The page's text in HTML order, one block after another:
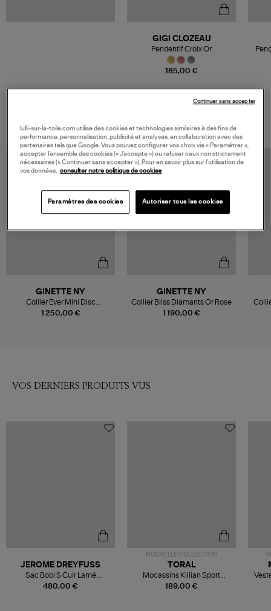
185,00 €
GIGI CLOZEAU
Pendentif Croix Or
1 250,00 €
GINETTE NY
Collier Ever Mini Disc
Diamants Or Rose
1 190,00 €
GINETTE NY
Collier Bliss Diamants Or Rose
VOS DERNIERS PRODUITS VUS
480,00 €
JEROME DREYFUSS
Sac Bobi S Cuir Lamé
Champagne
NOUVELLE COLLECTION
189,00 €
TORAL
Mocassins Killian Sport
Mousse
lulli-sur-la-toile.com utilise des cookies et technologies similaires à des fins de
performance, personnalisation, publicité et analyses, en collaboration avec des
partenaires tels que Google. Vous pouvez configurer vos choix via « Paramétrer »,
accepter l’ensemble des cookies (« J’accepte ») ou refuser ceux non strictement
nécessaires (« Continuer sans accepter »). Pour en savoir plus sur l’utilisation de
vos données, consulter notre politique de cookies
Paramètres des cookies Autoriser tous les cookies
Continuer sans accepter